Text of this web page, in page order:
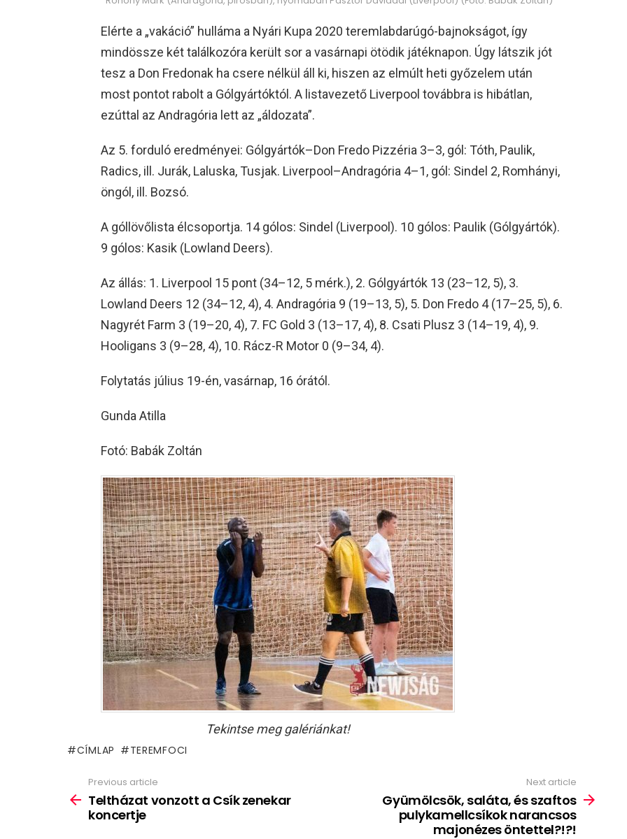
Elérte a „vakáció” hulláma a Nyári Kupa 2020 teremlabdarúgó-bajnokságot, így
mindössze két találkozóra került sor a vasárnapi ötödik játéknapon. Úgy látszik jót
tesz a Don Fredonak ha csere nélkül áll ki, hiszen az elmúlt heti győzelem után
most pontot rabolt a Gólgyártóktól. A listavezető Liverpool továbbra is hibátlan,
ezúttal az Andragória lett az „áldozata”.
Az 5. forduló eredményei: Gólgyártók–Don Fredo Pizzéria 3–3, gól: Tóth, Paulik,
Radics, ill. Jurák, Laluska, Tusjak. Liverpool–Andragória 4–1, gól: Sindel 2, Romhányi,
öngól, ill. Bozsó.
A góllövőlista élcsoportja. 14 gólos: Sindel (Liverpool). 10 gólos: Paulik (Gólgyártók).
9 gólos: Kasik (Lowland Deers).
Az állás: 1. Liverpool 15 pont (34–12, 5 mérk.), 2. Gólgyártók 13 (23–12, 5), 3.
Lowland Deers 12 (34–12, 4), 4. Andragória 9 (19–13, 5), 5. Don Fredo 4 (17–25, 5), 6.
Nagyrét Farm 3 (19–20, 4), 7. FC Gold 3 (13–17, 4), 8. Csati Plusz 3 (14–19, 4), 9.
Hooligans 3 (9–28, 4), 10. Rácz-R Motor 0 (9–34, 4).
Folytatás július 19-én, vasárnap, 16 órától.
Gunda Atilla
Fotó: Babák Zoltán
Tekintse meg galériánkat!
CÍMLAP TEREMFOCI
more
Previous article
Teltházat vonzott a Csík zenekar
koncertje
Next article
Gyümölcsök, saláta, és szaftos
pulykamellcsíkok narancsos
majonézes öntettel?!?!